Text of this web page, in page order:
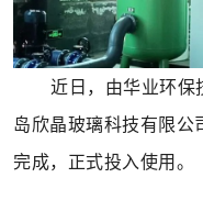
理
设
正
式
近日，由华业环保
岛欣晶玻璃科技有限公
完成，正式投入使用。